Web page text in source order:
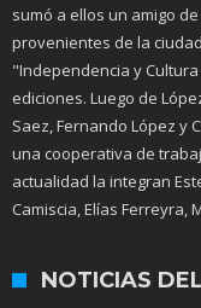
sumó a ellos un amigo
provenientes de la
"Independencia y
ediciones. Luego de
Saez, Fernando López y
una cooperativa de
actualidad la integran
Camiscia, Elías Ferreyra,
NOTICIAS